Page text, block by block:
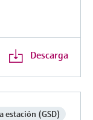
Descarga
estación (GSD)